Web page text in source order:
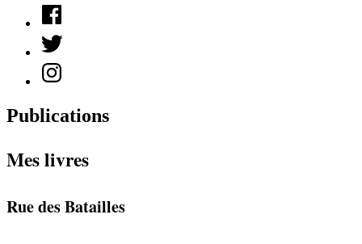
Facebook
Twitter
Instagram
Publications
Mes livres
Rue des Batailles